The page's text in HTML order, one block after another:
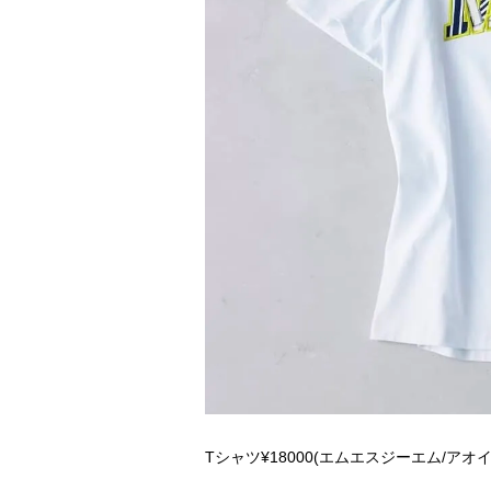
Tシャツ¥18000(エムエスジーエム/アオ